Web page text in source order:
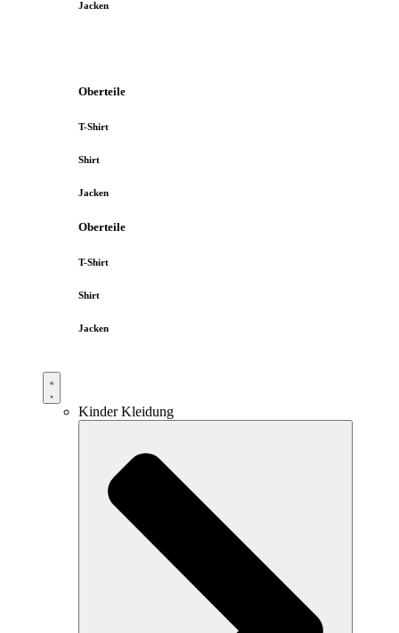
Jacken
Oberteile
T-Shirt
Shirt
Jacken
Oberteile
T-Shirt
Shirt
Jacken
Kinder Kleidung